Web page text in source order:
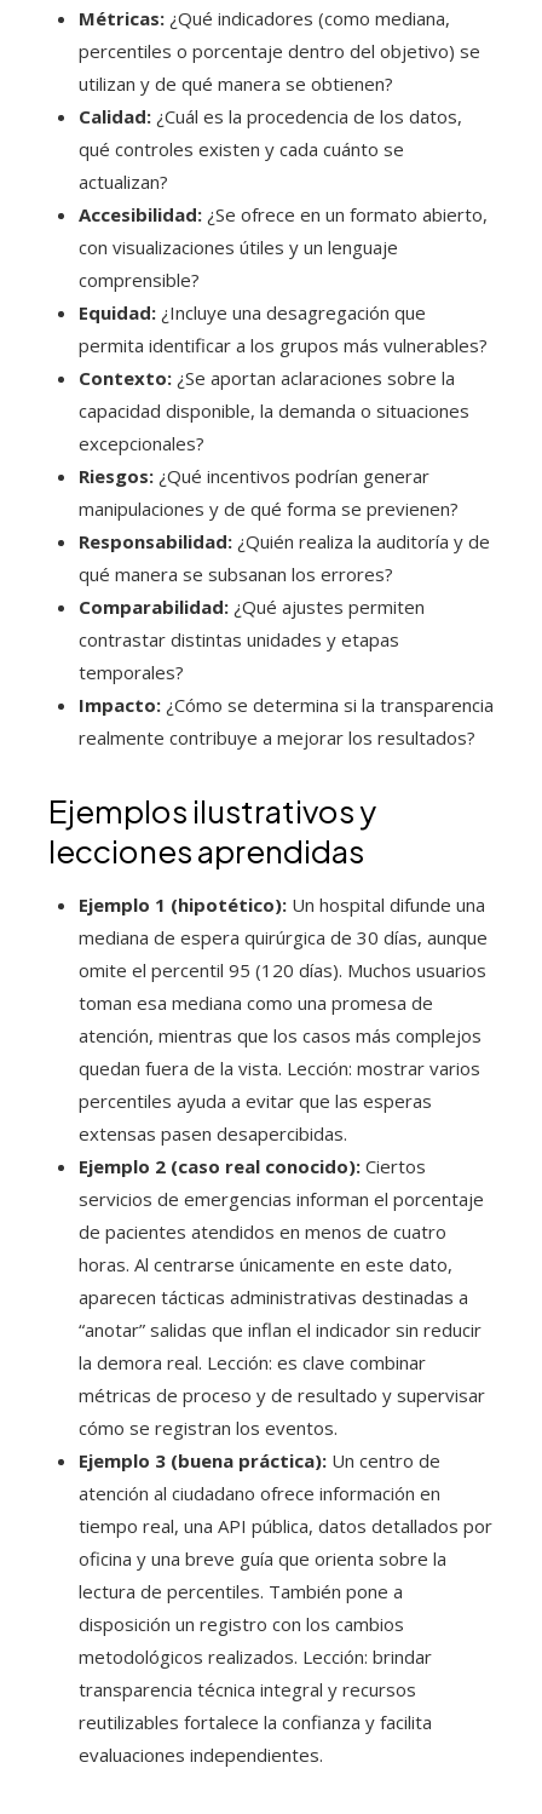
Métricas: ¿Qué indicadores (como mediana,
percentiles o porcentaje dentro del objetivo) se
utilizan y de qué manera se obtienen?
Calidad: ¿Cuál es la procedencia de los datos,
qué controles existen y cada cuánto se
actualizan?
Accesibilidad: ¿Se ofrece en un formato abierto,
con visualizaciones útiles y un lenguaje
comprensible?
Equidad: ¿Incluye una desagregación que
permita identificar a los grupos más vulnerables?
Contexto: ¿Se aportan aclaraciones sobre la
capacidad disponible, la demanda o situaciones
excepcionales?
Riesgos: ¿Qué incentivos podrían generar
manipulaciones y de qué forma se previenen?
Responsabilidad: ¿Quién realiza la auditoría y de
qué manera se subsanan los errores?
Comparabilidad: ¿Qué ajustes permiten
contrastar distintas unidades y etapas
temporales?
Impacto: ¿Cómo se determina si la transparencia
realmente contribuye a mejorar los resultados?
Ejemplos ilustrativos y
lecciones aprendidas
Ejemplo 1 (hipotético): Un hospital difunde una
mediana de espera quirúrgica de 30 días, aunque
omite el percentil 95 (120 días). Muchos usuarios
toman esa mediana como una promesa de
atención, mientras que los casos más complejos
quedan fuera de la vista. Lección: mostrar varios
percentiles ayuda a evitar que las esperas
extensas pasen desapercibidas.
Ejemplo 2 (caso real conocido): Ciertos
servicios de emergencias informan el porcentaje
de pacientes atendidos en menos de cuatro
horas. Al centrarse únicamente en este dato,
aparecen tácticas administrativas destinadas a
“anotar” salidas que inflan el indicador sin reducir
la demora real. Lección: es clave combinar
métricas de proceso y de resultado y supervisar
cómo se registran los eventos.
Ejemplo 3 (buena práctica): Un centro de
atención al ciudadano ofrece información en
tiempo real, una API pública, datos detallados por
oficina y una breve guía que orienta sobre la
lectura de percentiles. También pone a
disposición un registro con los cambios
metodológicos realizados. Lección: brindar
transparencia técnica integral y recursos
reutilizables fortalece la confianza y facilita
evaluaciones independientes.